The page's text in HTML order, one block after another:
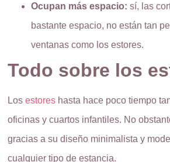
Ocupan más espacio:sí, las
bastante espacio, no están tan
ventanas como los estores.
Todo sobre los
Losestores hasta hace poco tiempo
oficinas y cuartos infantiles. No
gracias a su diseño minimalista y
cualquier tipo de estancia.